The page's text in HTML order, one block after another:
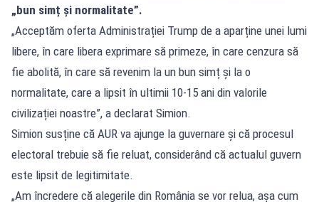
„bun simț și normalitate”.
„Acceptăm oferta Administrației Trump de a aparține unei lumi
libere, în care libera exprimare să primeze, în care cenzura să
fie abolită, în care să revenim la un bun simț și la o
normalitate, care a lipsit în ultimii 10-15 ani din valorile
civilizației noastre”, a declarat Simion.
Simion susține că AUR va ajunge la guvernare și că procesul
electoral trebuie să fie reluat, considerând că actualul guvern
este lipsit de legitimitate.
„Am încredere că alegerile din România se vor relua, așa cum